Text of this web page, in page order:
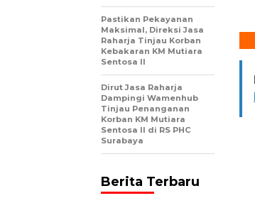
Pastikan Pekayanan
Maksimal, Direksi Jasa
Raharja Tinjau Korban
Kebakaran KM Mutiara
Sentosa II
Dirut Jasa Raharja
Dampingi Wamenhub
Tinjau Penanganan
Korban KM Mutiara
Sentosa II di RS PHC
Surabaya
Berita Terbaru